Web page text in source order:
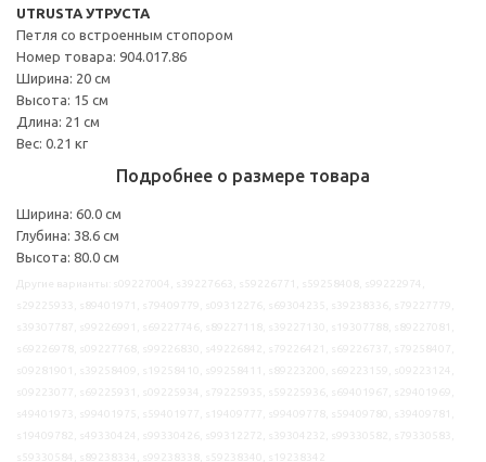
UTRUSTA УТРУСТА
Петля со встроенным стопором
Номер товара: 904.017.86
Ширина: 20 см
Высота: 15 см
Длина: 21 см
Вес: 0.21 кг
Подробнее о размере товара
Ширина: 60.0 см
Глубина: 38.6 см
Высота: 80.0 см